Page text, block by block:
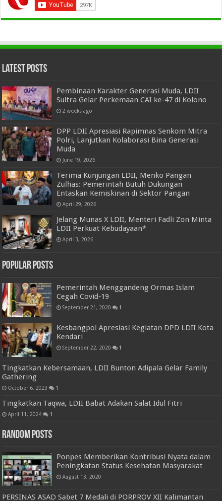
Latest Posts
Pembinaan Karakter Generasi Muda, LDII
Sultra Gelar Perkemaan CAI ke-47 di Kolono
2 weeks ago
DPP LDII Apresiasi Rapimnas Senkom Mitra
Polri, Lanjutkan Kolaborasi Bina Generasi
Muda
June 19, 2026
Terima Kunjungan LDII, Menko Pangan
Zulhas: Pemerintah Butuh Dukungan
Entaskan Kemiskinan di Sektor Pangan
April 29, 2026
Jelang Munas X LDII, Menteri Fadli Zon Minta
LDII Perkuat Kebudayaan*
April 3, 2026
Popular Posts
Pemerintah Menggandeng Ormas Islam
Cegah Covid-19
September 21, 2020 1
Kesbangpol Apresiasi Kegiatan DPD LDII Kota
Kendari
September 22, 2020 1
Tingkatkan Kebersamaan, LDII Bunton Adipala Gelar Family
Gathering
October 6, 2023 1
Tingkatkan Taqwa, LDII Babat Adakan Salat Idul Fitri
April 11, 2024 1
Random Posts
Ponpes Memberikan Kontribusi Nyata dalam
Peningkatan Status Kesehatan Masyarakat
August 13, 2020
PERSINAS ASAD Sabet 7 Medali di PORPROV XII Kalimantan